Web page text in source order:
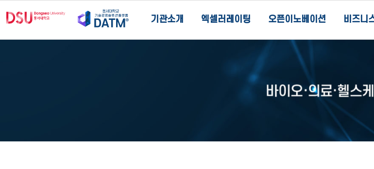
기관소개 엑셀러레이팅 오픈이노베이션 비즈니